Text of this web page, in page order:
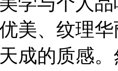
美、纹理
成的质感